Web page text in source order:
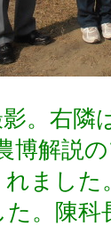
。右隣
博解説
まし
た。陳科